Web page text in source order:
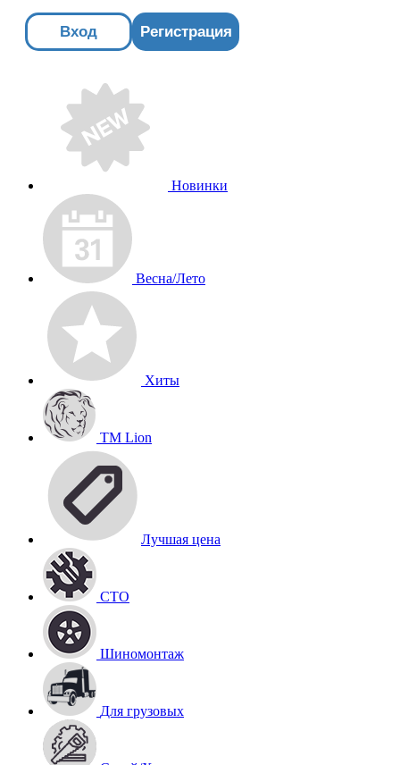
Вход Регистрация
Новинки
Весна/Лето
Хиты
TM Lion
Лучшая цена
СТО
Шиномонтаж
Для грузовых